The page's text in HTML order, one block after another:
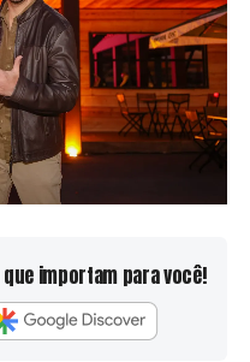
importam para você!